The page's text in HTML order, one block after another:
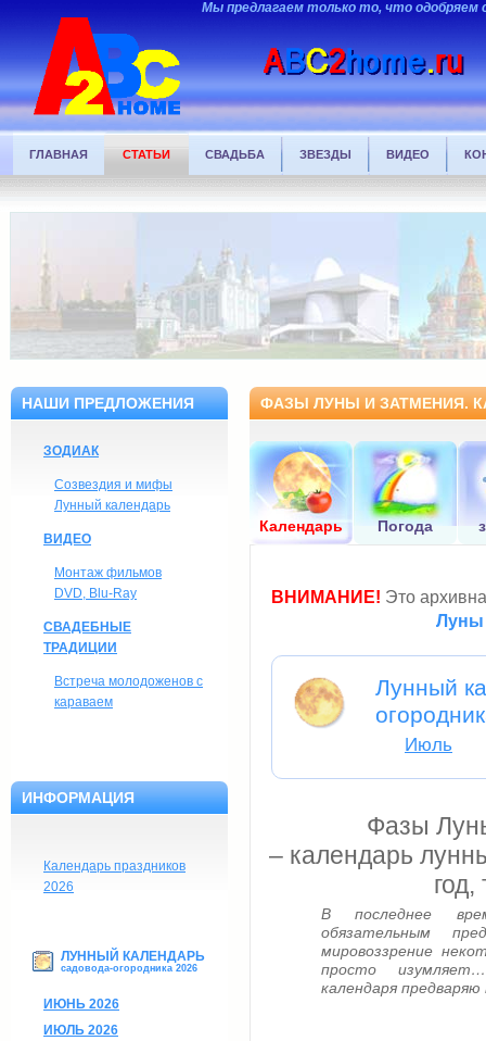
Мы предлагаем только то, что одобряем
ГЛАВНАЯ СТАТЬИ СВАДЬБА ЗВЕЗДЫ ВИДЕО
НАШИ ПРЕДЛОЖЕНИЯ
ЗОДИАК
Созвездия и мифы
Лунный календарь
ВИДЕО
Монтаж фильмов
DVD, Blu-Ray
СВАДЕБНЫЕ
ТРАДИЦИИ
Встреча молодоженов с
караваем
ИНФОРМАЦИЯ
Календарь праздников
2026
ЛУННЫЙ КАЛЕНДАРЬ
садовода-огородника 2026
ИЮНЬ 2026
ИЮЛЬ 2026
ФАЗЫ ЛУНЫ И ЗАТМЕНИЯ.
Календарь Погода
ВНИМАНИЕ! Это
Луны
Лунный
Июль
Фазы
– календарь
В последнее
обязательным
мировоззрение
просто
календаря